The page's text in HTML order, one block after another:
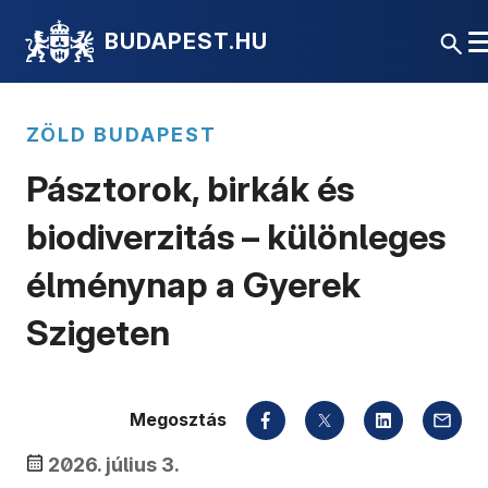
BUDAPEST.HU
ZÖLD BUDAPEST
Pásztorok, birkák és
biodiverzitás – különleges
élménynap a Gyerek
Szigeten
2026. július 3.
Megosztás